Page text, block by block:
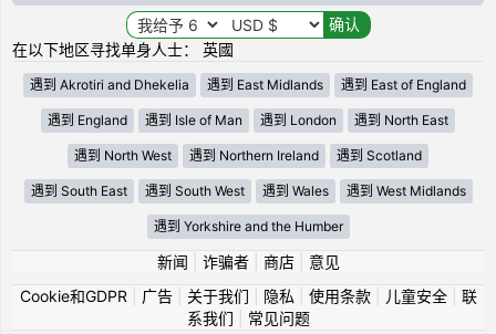
在以下地区寻找单身人士： 英國
遇到 Akrotiri and Dhekelia 遇到 East Midlands 遇到 East of England
遇到 England 遇到 Isle of Man 遇到 London 遇到 North East
遇到 North West 遇到 Northern Ireland 遇到 Scotland
遇到 South East 遇到 South West 遇到 Wales 遇到 West Midlands
遇到 Yorkshire and the Humber
新闻 诈骗者| 商店| 意见
Cookie和GDPR
广告| 关于我们 隐私 使用条款| 儿童安全| 联
系我们
常见问题